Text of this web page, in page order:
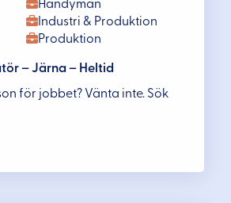
Handyman
Industri & Produktion
Produktion
– Järna – Heltid
för jobbet? Vänta inte. Sök